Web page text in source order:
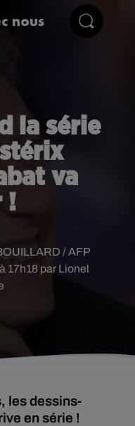
nous
la série
va
!
17h18 par Lionel
/ AFP
les dessins-
en série !